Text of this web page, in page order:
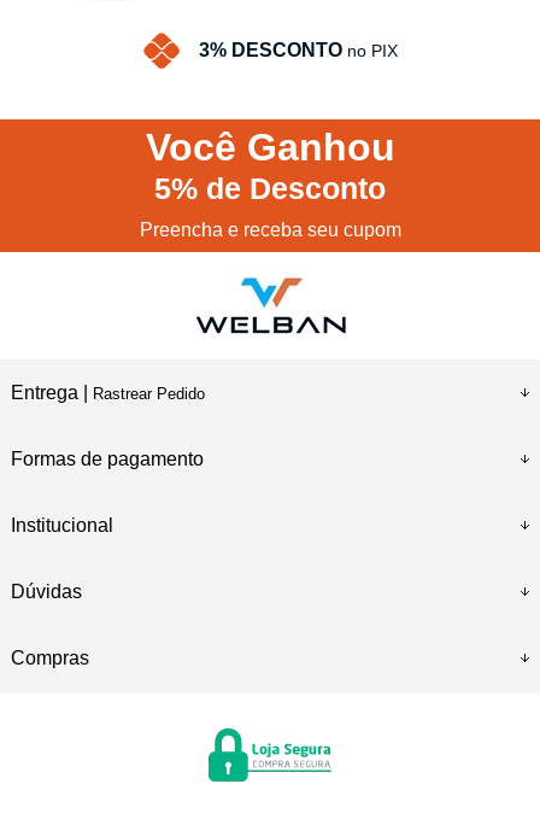
3% DESCONTO no PIX
Você Ganhou
5% de Desconto
Preencha e receba seu cupom
Entrega | Rastrear Pedido
Formas de pagamento
Institucional
Dúvidas
Compras